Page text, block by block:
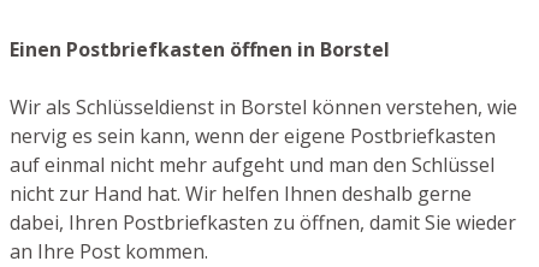
Einen Postbriefkasten öffnen in Borstel
Wir als Schlüsseldienst in Borstel können verstehen, wie
nervig es sein kann, wenn der eigene Postbriefkasten
auf einmal nicht mehr aufgeht und man den Schlüssel
nicht zur Hand hat. Wir helfen Ihnen deshalb gerne
dabei, Ihren Postbriefkasten zu öffnen, damit Sie wieder
an Ihre Post kommen.